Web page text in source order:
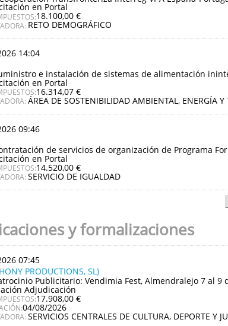
en Portal
18.100,00 €
RETO DEMOGRÁFICO
14:04
e instalación de sistemas de alimentación
en Portal
16.314,07 €
ÁREA DE SOSTENIBILIDAD AMBIENTAL, ENERGÍA Y
09:46
de servicios de organización de Programa
en Portal
14.520,00 €
SERVICIO DE IGUALDAD
y formalizaciones
07:45
PRODUCTIONS, SL)
Publicitario: Vendimia Fest, Almendralejo 7 al 9
Adjudicación
17.908,00 €
04/08/2026
SERVICIOS CENTRALES DE CULTURA, DEPORTE Y